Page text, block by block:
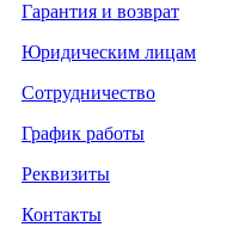
Гарантия и возврат
Юридическим лицам
Сотрудничество
График работы
Реквизиты
Контакты